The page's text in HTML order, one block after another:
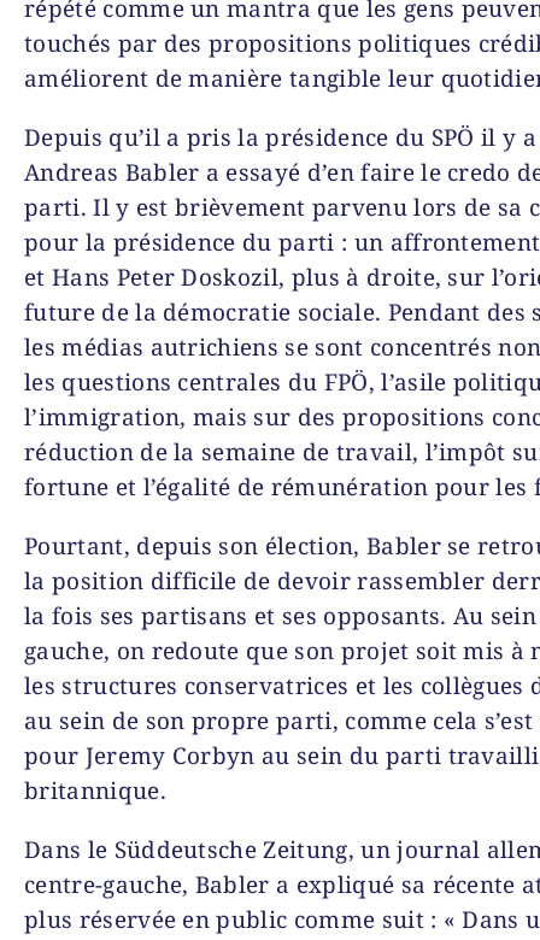
répété comme un mantra que les gens
touchés par des propositions politiques
améliorent de manière tangible leur
Depuis qu’il a pris la présidence du SPÖ il y
Andreas Babler a essayé d’en faire le credo
parti. Il y est brièvement parvenu lors de sa
pour la présidence du parti : un
et Hans Peter Doskozil, plus à droite, sur
future de la démocratie sociale. Pendant des
les médias autrichiens se sont concentrés
les questions centrales du FPÖ, l’asile
l’immigration, mais sur des propositions
réduction de la semaine de travail, l’impôt
fortune et l’égalité de rémunération pour les
Pourtant, depuis son élection, Babler se
la position difficile de devoir rassembler
la fois ses partisans et ses opposants. Au
gauche, on redoute que son projet soit mis à
les structures conservatrices et les collègues
au sein de son propre parti, comme cela
pour Jeremy Corbyn au sein du parti
britannique.
Dans le Süddeutsche Zeitung, un journal
centre-gauche, Babler a expliqué sa récente
plus réservée en public comme suit : « Dans